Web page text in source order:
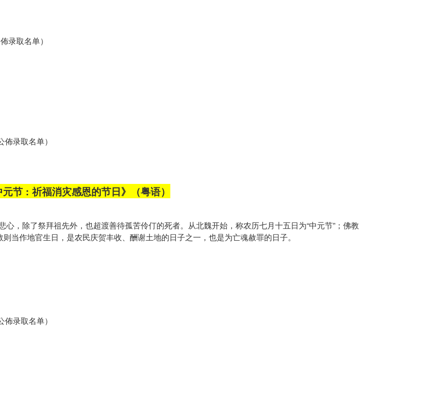
录取名单）
录取名单）
节 : 祈福消灾感恩的节日》（粤语）
，除了祭拜祖先外，也超渡善待孤苦伶仃的死者。从北魏开始，称农历七月十五日为“中元节”；佛教
当作地官生日，是农民庆贺丰收、酬谢土地的日子之一，也是为亡魂赦罪的日子。
录取名单）